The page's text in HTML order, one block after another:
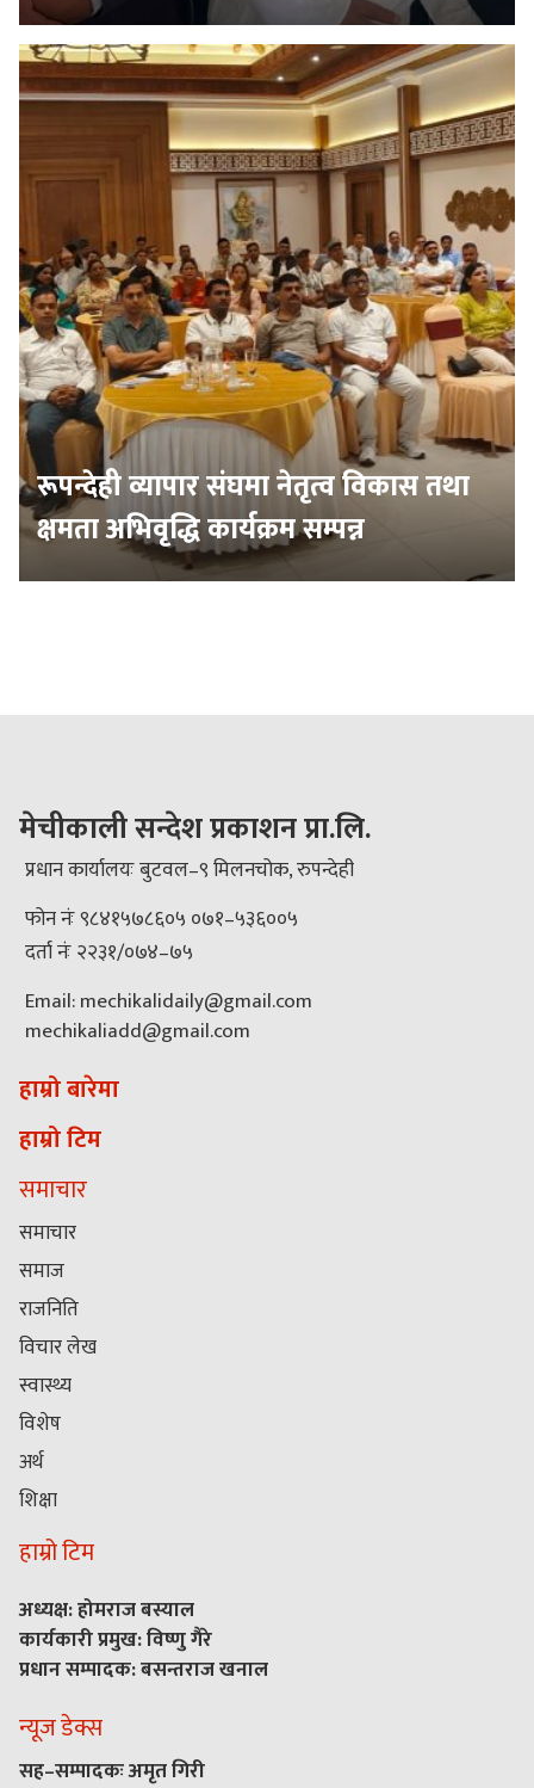
रूपन्देही व्यापार संघमा नेतृत्व विकास तथा
क्षमता अभिवृद्धि कार्यक्रम सम्पन्न
मेचीकाली सन्देश प्रकाशन प्रा.लि.
प्रधान कार्यालयः बुटवल–९ मिलनचोक, रुपन्देही
फोन नंः ९८४१५७८६०५ ०७१–५३६००५
दर्ता नंः २२३१/०७४–७५
Email: mechikalidaily@gmail.com
mechikaliadd@gmail.com
हाम्रो बारेमा
हाम्रो टिम
समाचार
समाचार
समाज
राजनिति
विचार लेख
स्वास्थ्य
विशेष
अर्थ
शिक्षा
हाम्रो टिम
अध्यक्ष: होमराज बस्याल
कार्यकारी प्रमुख: विष्णु गैरे
प्रधान सम्पादक: बसन्तराज खनाल
न्यूज डेक्स
सह–सम्पादकः अमृत गिरी